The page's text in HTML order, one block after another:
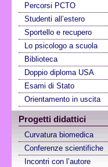
Percorsi PCTO
Studenti all’estero
Sportello e recupero
Lo psicologo a scuola
Biblioteca
Doppio diploma USA
Esami di Stato
Orientamento in uscita
Progetti didattici
Curvatura biomedica
Conferenze scientifiche
Incontri con l’autore